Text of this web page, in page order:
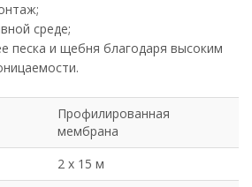
среде;
песка и щебня благодаря высоким
Профилированная
мембрана
2 х 15 м